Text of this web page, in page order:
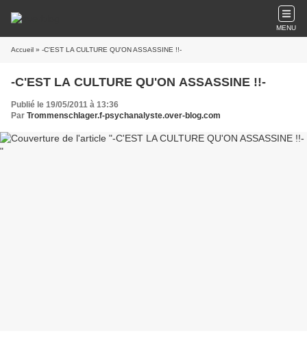
MENU
Accueil » -C'EST LA CULTURE QU'ON ASSASSINE !!-
-C'EST LA CULTURE QU'ON ASSASSINE !!-
Publié le 19/05/2011 à 13:36
Par Trommenschlager.f-psychanalyste.over-blog.com